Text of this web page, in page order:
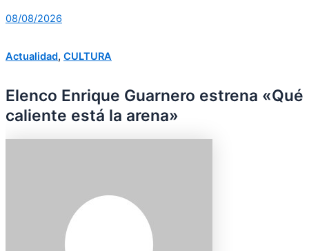
08/08/2026
Actualidad, CULTURA
Elenco Enrique Guarnero estrena «Qué
caliente está la arena»